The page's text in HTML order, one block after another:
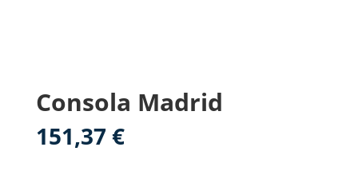
Consola Madrid
151,37€